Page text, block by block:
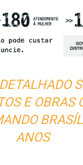
E OBRAS
ANOS